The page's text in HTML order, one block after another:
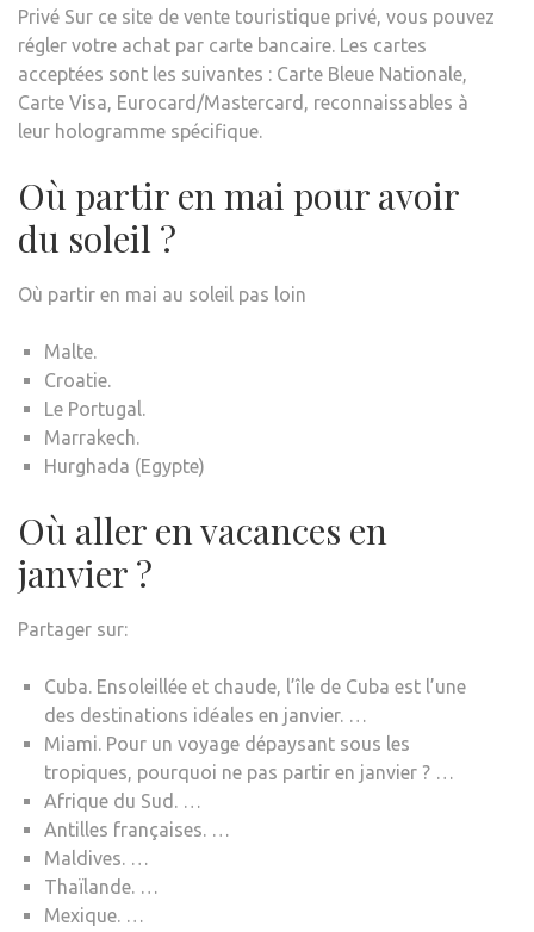
Privé Sur ce site de vente touristique privé, vous pouvez
régler votre achat par carte bancaire. Les cartes
acceptées sont les suivantes : Carte Bleue Nationale,
Carte Visa, Eurocard/Mastercard, reconnaissables à
leur hologramme spécifique.
Où partir en mai pour avoir
du soleil ?
Où partir en mai au soleil pas loin
Malte.
Croatie.
Le Portugal.
Marrakech.
Hurghada (Egypte)
Où aller en vacances en
janvier ?
Partager sur:
Cuba. Ensoleillée et chaude, l’île de Cuba est l’une
des destinations idéales en janvier. …
Miami. Pour un voyage dépaysant sous les
tropiques, pourquoi ne pas partir en janvier ? …
Afrique du Sud. …
Antilles françaises. …
Maldives. …
Thaïlande. …
Mexique. …